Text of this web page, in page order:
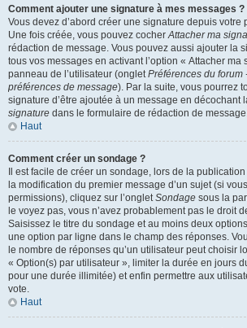
Comment ajouter une signature à mes messages ?
Vous devez d’abord créer une signature depuis votre
Une fois créée, vous pouvez cocherAttacher ma
rédaction de message. Vous pouvez aussi ajouter la
tous vos messages en activant l’option « Attacher ma
panneau de l’utilisateur (ongletPréférences du forum
préférences de message). Par la suite, vous pourrez
signature d’être ajoutée à un message en décochant
signature dans le formulaire de rédaction de
Haut
Comment créer un sondage ?
Il est facile de créer un sondage, lors de la
la modification du premier message d’un sujet (si
permissions), cliquez sur l’ongletSondage sous la
le voyez pas, vous n’avez probablement pas le droit
Saisissez le titre du sondage et au moins deux
une option par ligne dans le champ des réponses.
le nombre de réponses qu’un utilisateur peut choisir
« Option(s) par utilisateur », limiter la durée en jours
pour une durée illimitée) et enfin permettre aux
vote.
Haut